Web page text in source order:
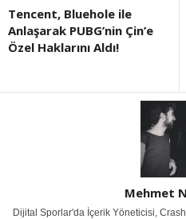
Tencent, Bluehole ile
Anlaşarak PUBG’nin Çin’e
Özel Haklarını Aldı!
Mehmet
Dijital Sporlar'da İçerik Yöneticisi,